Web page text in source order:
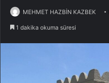
MEHMET HAZBİN KAZBEK
1 dakika okuma süresi